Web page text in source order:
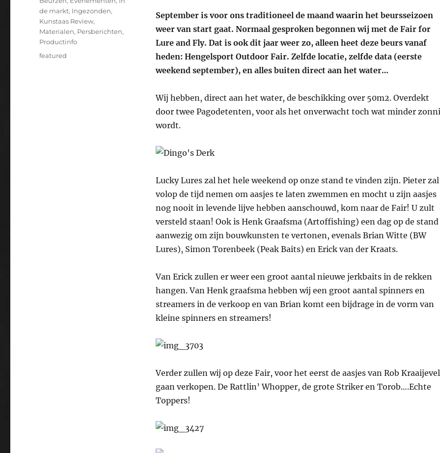
September is voor ons traditioneel de maand waarin het beursseizoen
weer van start gaat. Normaal gesproken begonnen wij met de Fair for
Lure and Fly. Dat is ook dit jaar weer zo, alleen heet deze beurs vanaf
heden: Hengelsport Outdoor Fair. Zelfde locatie, zelfde data (eerste
weekend september), en alles buiten direct aan het water…
Wij hebben, direct aan het water, de beschikking over 50m2. Overdekt
door twee Pagodetenten, voor als het onverwacht toch wat minder
wordt.
Lucky Lures zal het hele weekend op onze stand te vinden zijn. Pieter zal
volop de tijd nemen om aasjes te laten zwemmen en mocht u zijn aasjes
nog nooit in levende lijve hebben aanschouwd, kom naar de Fair! U zult
versteld staan! Ook is Henk Graafsma (Artoffishing) een dag op de stand
aanwezig om zijn bouwkunsten te vertonen, evenals Brian Witte (BW
Lures), Simon Torenbeek (Peak Baits) en Erick van der Kraats.
Van Erick zullen er weer een groot aantal nieuwe jerkbaits in de rekken
hangen. Van Henk graafsma hebben wij een groot aantal spinners en
streamers in de verkoop en van Brian komt een bijdrage in de vorm van
kleine spinners en streamers!
Verder zullen wij op deze Fair, voor het eerst de aasjes van Rob
gaan verkopen. De Rattlin’ Whopper, de grote Striker en Torob….Echte
Toppers!
de markt, Ingezonden,
Kunstaas Review,
Materialen, Persberichten,
Productinfo
Tags
featured